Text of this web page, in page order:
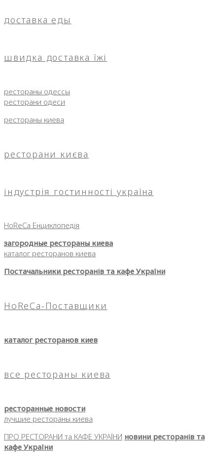
доставка еды
швидка доставка їжі
рестораны одессы
ресторани одеси
рестораны киева
ресторани києва
індустрія гостинності україна
HoReCa Енциклопедія
загородные рестораны киева
каталог ресторанов киева
Постачальники ресторанів та кафе України
HoReCa-Поставщики
каталог ресторанов киев
все рестораны киева
ресторанные новости
лучшие рестораны киева
ПРО РЕСТОРАНИ та КАФЕ УКРАЇНИ новини ресторанів та
кафе України